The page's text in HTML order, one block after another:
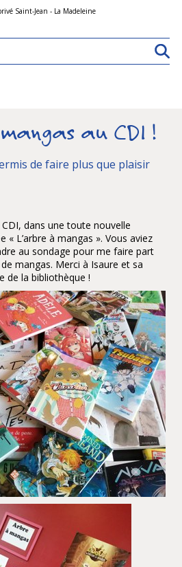
au CDI !
de faire plus que plaisir
dans une toute nouvelle
« L’arbre à mangas ». Vous aviez
au sondage pour me faire part
mangas. Merci à Isaure et sa
de la bibliothèque !